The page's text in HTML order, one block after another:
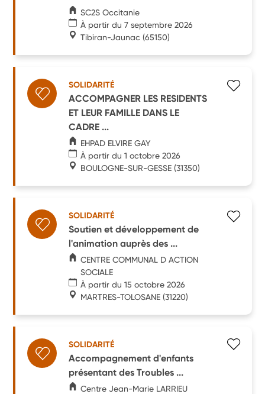
SC2S Occitanie
À partir du 7 septembre 2026
Tibiran-Jaunac (65150)
SOLIDARITÉ
ACCOMPAGNER LES RESIDENTS
ET LEUR FAMILLE DANS LE
CADRE ...
EHPAD ELVIRE GAY
À partir du 1 octobre 2026
BOULOGNE-SUR-GESSE (31350)
SOLIDARITÉ
Soutien et développement de
l'animation auprès des ...
CENTRE COMMUNAL D ACTION
SOCIALE
À partir du 15 octobre 2026
MARTRES-TOLOSANE (31220)
SOLIDARITÉ
Accompagnement d'enfants
présentant des Troubles ...
Centre Jean-Marie LARRIEU